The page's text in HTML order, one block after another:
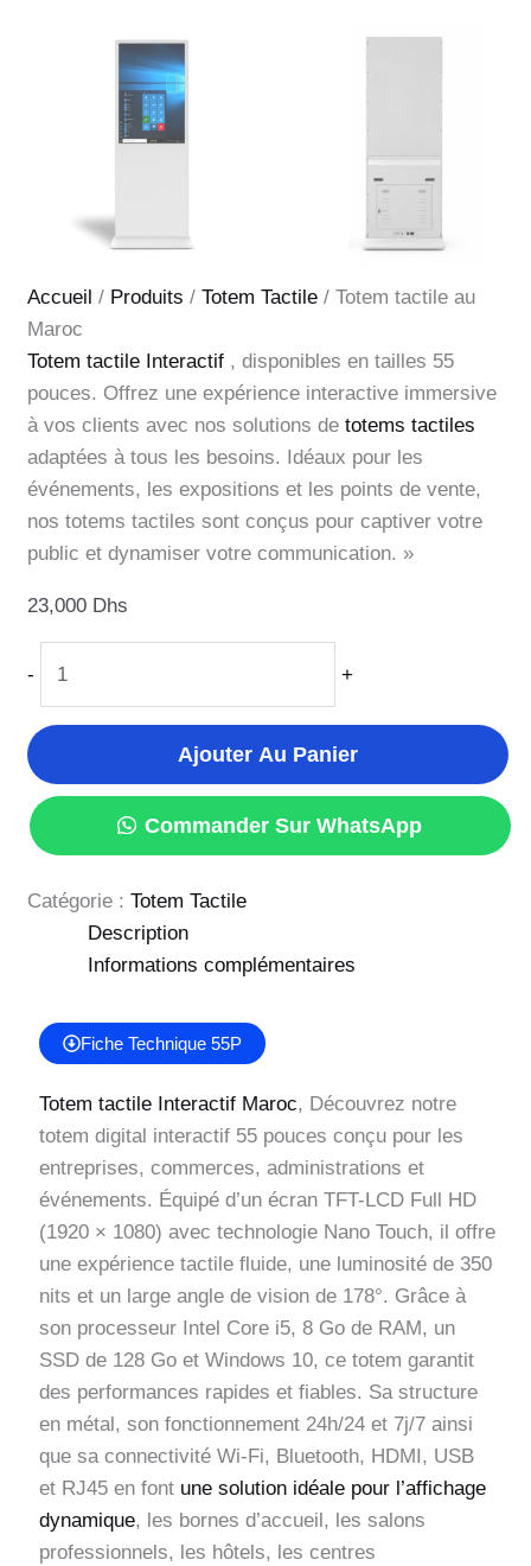
Accueil / Produits /Totem Tactile / Totem tactile au
Maroc
Totem tactile Interactif , disponibles en tailles 55
pouces. Offrez une expérience interactive immersive
à vos clients avec nos solutions de totems tactiles
adaptées à tous les besoins. Idéaux pour les
événements, les expositions et les points de vente,
nos totems tactiles sont conçus pour captiver votre
public et dynamiser votre communication. »
23,000 Dhs
- +
Ajouter Au Panier
Commander Sur WhatsApp
Catégorie :Totem Tactile
Description
Informations complémentaires
Fiche Technique 55P
Totem tactile Interactif Maroc, Découvrez notre
totem digital interactif 55 pouces conçu pour les
entreprises, commerces, administrations et
événements. Équipé d’un écran TFT-LCD Full HD
(1920 × 1080) avec technologie Nano Touch, il offre
une expérience tactile fluide, une luminosité de 350
nits et un large angle de vision de 178°. Grâce à
son processeur Intel Core i5, 8 Go de RAM, un
SSD de 128 Go et Windows 10, ce totem garantit
des performances rapides et fiables. Sa structure
en métal, son fonctionnement 24h/24 et 7j/7 ainsi
que sa connectivité Wi-Fi, Bluetooth, HDMI, USB
et RJ45 en font une solution idéale pour l’affichage
dynamique, les bornes d’accueil, les salons
professionnels, les hôtels, les centres